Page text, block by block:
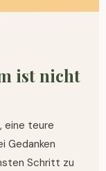
ist nicht
, eine teure
Gedanken
Schritt zu